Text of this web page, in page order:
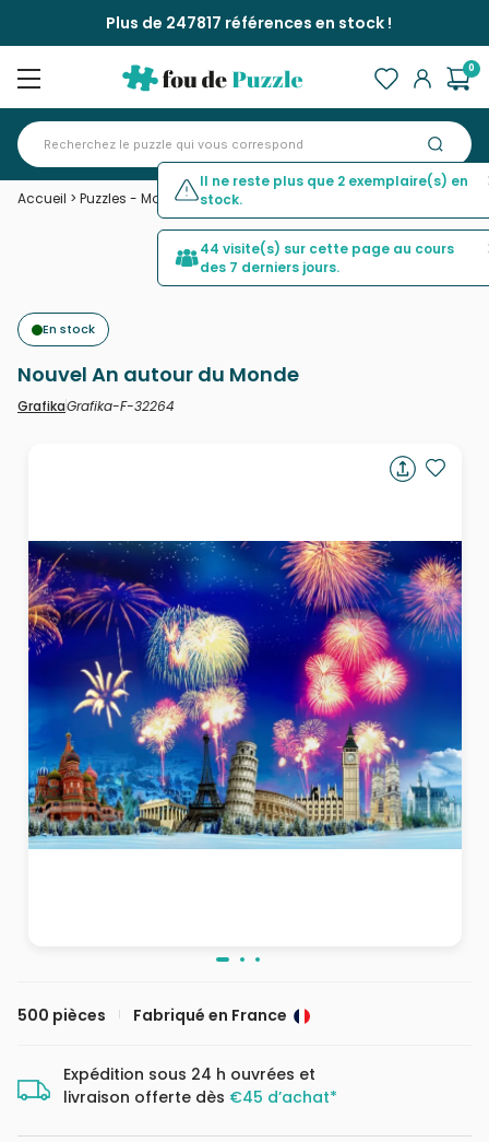
Plus de 247817 références en stock !
0
Accueil > Puzzles - Monuments>Nouvel An autour du Monde
En stock
Nouvel An autour du Monde
GrafikaGrafika-F-32264
500 pièces Fabriqué en France
Expédition sous 24 h ouvrées et
livraison offerte dès €45 d’achat*
Il ne reste plus que 2 exemplaire(s) en
stock.
44 visite(s) sur cette page au cours
des 7 derniers jours.